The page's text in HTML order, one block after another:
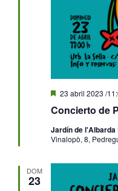
Concierto de
Destacado
23 abril 2023 /
Jardín de l'Albarda
Vinalopò, 8,
DOM
23